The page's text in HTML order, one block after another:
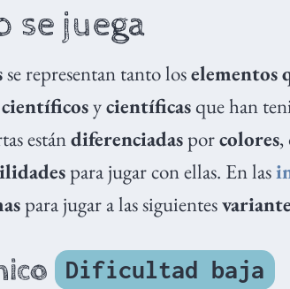
se juega
se representan tanto loselementos
científicosycientíficasque han
estándiferenciadasporcolores,
para jugar con ellas. En las
para jugar a las siguientes
Dificultad baja